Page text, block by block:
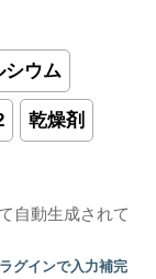
シウム
乾燥剤
自動生成されて
グインで入力補完